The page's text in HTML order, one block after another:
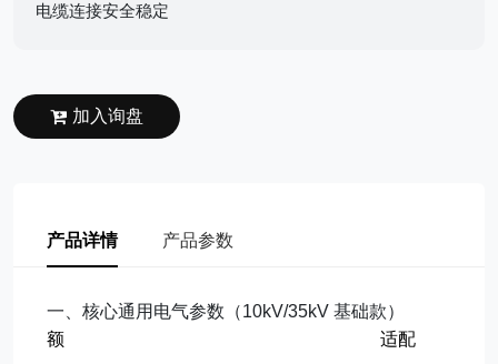
电缆连接安全稳定
加入询盘
产品详情 产品参数
一、核心通用电气参数（10kV/35kV 基础款）
额
适配